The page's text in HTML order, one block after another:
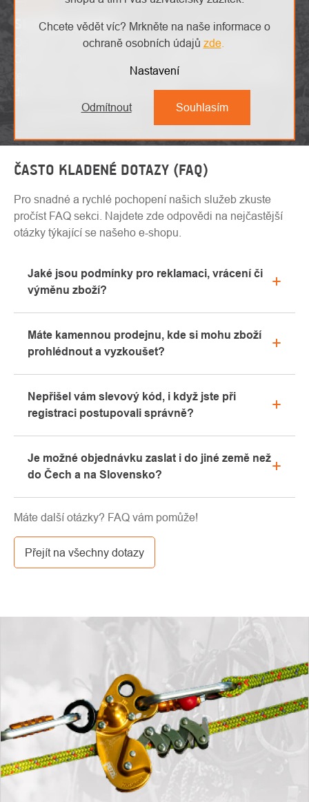
Chcete vědět víc? Mrkněte na naše informace o
ochraně osobních údajů zde.
Nastavení
Odmítnout Souhlasím
SLOVNÍK POJMŮ
Osvojte si odborné pojmy bez zbytečného zmatení!
technickými termíny. Učte se a porozumějte s pohodlím
díky našemu užitečnému slovníku.
Zobrazit slovník pojmů
ČASTO KLADENÉ DOTAZY (FAQ)
Pro snadné a rychlé pochopení našich služeb zkuste
pročíst FAQ sekci. Najdete zde odpovědi na nejčastější
otázky týkající se našeho e-shopu.
Jaké jsou podmínky pro reklamaci, vrácení či
výměnu zboží?
v sekci "Vše o nákupu" nebo nás kontaktujte
emailem či telefonicky.
Máte kamennou prodejnu, kde si mohu zboží
prohlédnout a vyzkoušet?
Rádi vám zde poradíme s výběrem vhodného
vybavení, které si můžete vyzkoušet přímo v našem
Nepřišel vám slevový kód, i když jste při
registraci postupovali správně?
záložku „hromadné“ nebo „SPAM“, velice často zde
email s kódem končí. Pokud jste i přesto svůj
info@pavouci.cz
Je možné objednávku zaslat i do jiné země než
do Čech a na Slovensko?
GLS. Cena této dopravy je dle kalkulace od
dopravce.
Máte další otázky? FAQ vám pomůže!
Přejít na všechny dotazy